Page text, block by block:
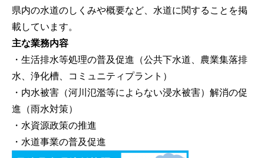
県内の水道のしくみや概要など、水道に関することを掲
載しています。
主な業務内容
・生活排水等処理の普及促進（公共下水道、農業集落排
水、浄化槽、コミュニティプラント）
・内水被害（河川氾濫等によらない浸水被害）解消の促
進（雨水対策）
・水資源政策の推進
・水道事業の普及促進